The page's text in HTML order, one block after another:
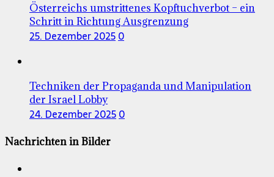
Österreichs umstrittenes Kopftuchverbot – ein
Schritt in Richtung Ausgrenzung
25. Dezember 20250
Techniken der Propaganda und Manipulation
der Israel Lobby
24. Dezember 20250
Nachrichten in Bilder